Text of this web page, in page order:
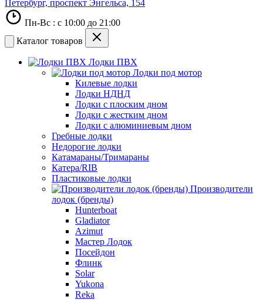
Петербург, проспект Энгельса, 154
Пн-Вс : с 10:00 до 21:00
Каталог товаров
Лодки ПВХ
Лодки под мотор
Килевые лодки
Лодки НДНД
Лодки с плоским дном
Лодки с жестким дном
Лодки с алюминиевым дном
Гребные лодки
Недорогие лодки
Катамараны/Тримараны
Катера/RIB
Пластиковые лодки
Производители
лодок (бренды)
Hunterboat
Gladiator
Azimut
Мастер Лодок
Посейдон
Флинк
Solar
Yukona
Reka